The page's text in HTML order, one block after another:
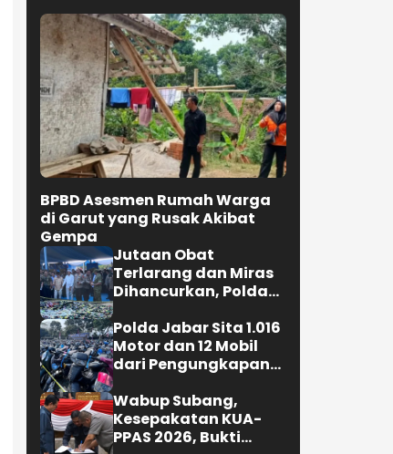
BPBD Asesmen Rumah Warga
di Garut yang Rusak Akibat
Gempa
Jutaan Obat
Terlarang dan Miras
Dihancurkan, Polda
Tersangka
Polda Jabar Sita 1.016
Motor dan 12 Mobil
dari Pengungkapan
Wabup Subang,
Kesepakatan KUA-
PPAS 2026, Bukti